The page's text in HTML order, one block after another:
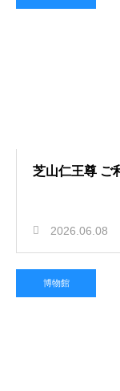
芝山仁王尊 ご
2026.06.08
博物館